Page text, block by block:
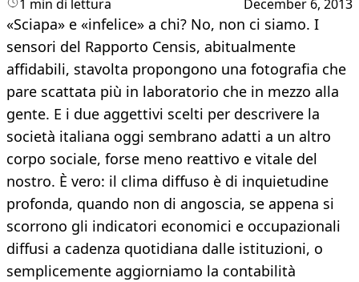
1 min di lettura December 6, 2013
«Sciapa» e «infelice» a chi? No, non ci siamo. I
sensori del Rapporto Censis, abitualmente
affidabili, stavolta propongono una fotografia che
pare scattata più in laboratorio che in mezzo alla
gente. E i due aggettivi scelti per descrivere la
società italiana oggi sembrano adatti a un altro
corpo sociale, forse meno reattivo e vitale del
nostro. È vero: il clima diffuso è di inquietudine
profonda, quando non di angoscia, se appena si
scorrono gli indicatori economici e occupazionali
diffusi a cadenza quotidiana dalle istituzioni, o
semplicemente aggiorniamo la contabilità